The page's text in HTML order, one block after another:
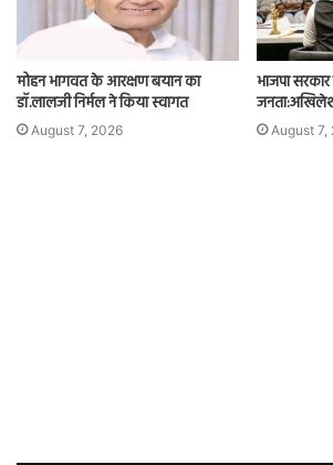
मोहन भागवत के आरक्षण बयान का
डॉ.लालजी निर्मल ने किया स्वागत
August 7, 2026
भाजपा
August 7,